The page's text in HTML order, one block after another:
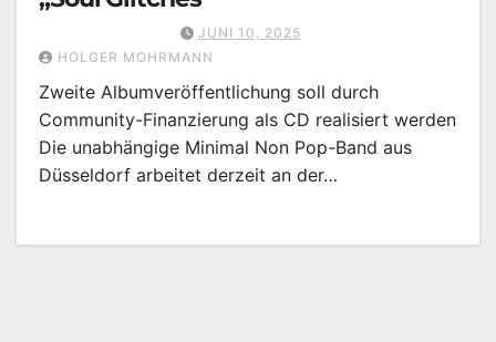
JUNI 10, 2025
HOLGER MOHRMANN
Zweite Albumveröffentlichung soll durch
Community-Finanzierung als CD realisiert werden
Die unabhängige Minimal Non Pop-Band aus
Düsseldorf arbeitet derzeit an der…